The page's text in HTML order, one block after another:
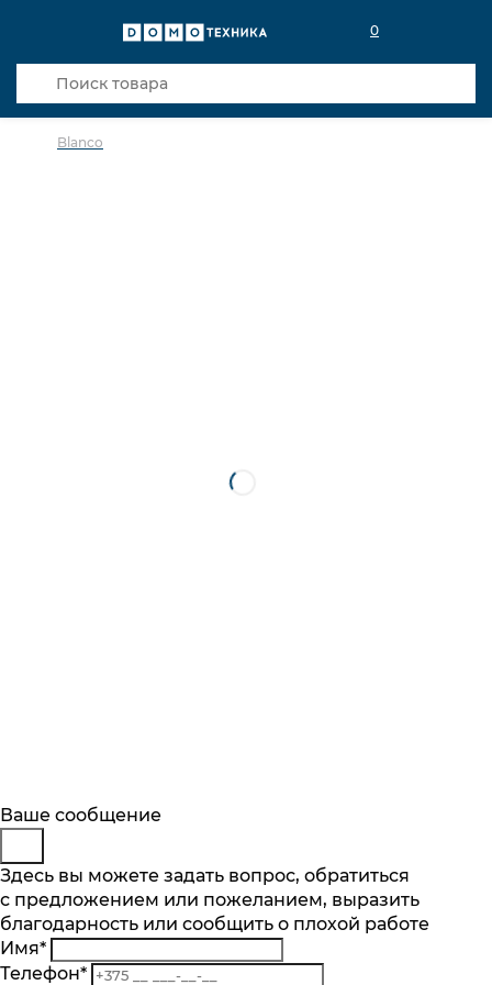
0
Blanco
Описание
Отзывы
Основные характеристики
Количество чаш шт.
2
Материал
Будьте в курсе
Подпишитесь на последние обновления
и узнавайте о новинках и специальных
предложениях первыми
Подписаться
Заказ обратного звонка
Представьтесь
Телефон*
Комментарий
Ваше сообщение
Здесь вы можете задать вопрос, обратиться
с предложением или пожеланием, выразить
благодарность или сообщить о плохой работе
Имя*
Телефон*